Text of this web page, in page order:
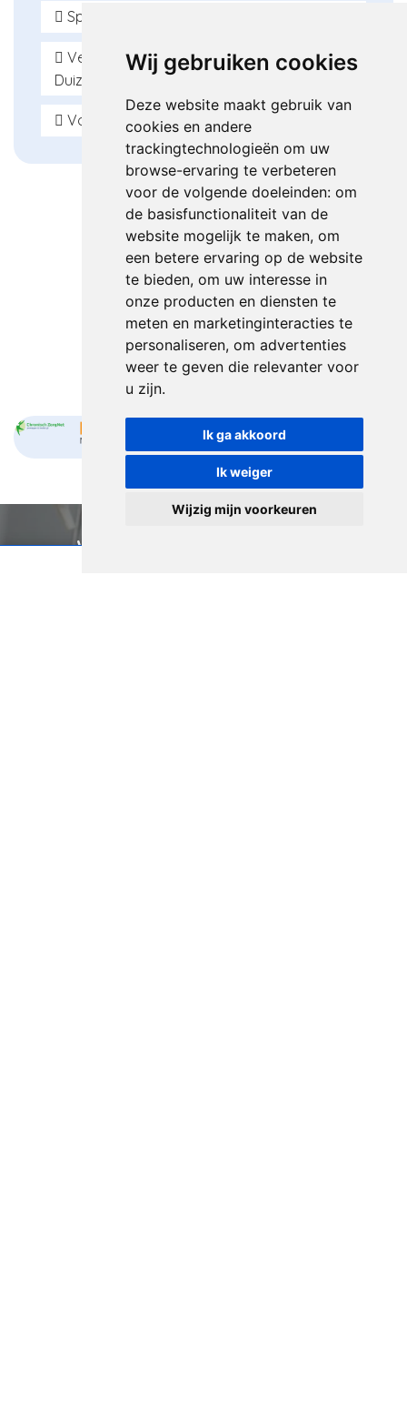
Wij gebruiken cookies
Deze website maakt gebruik van
cookies en andere
trackingtechnologieën om uw
browse-ervaring te verbeteren
voor de volgende doeleinden: om
de basisfunctionaliteit van de
website mogelijk te maken, om
een betere ervaring op de website
te bieden, om uw interesse in
onze producten en diensten te
meten en marketinginteracties te
personaliseren, om advertenties
weer te geven die relevanter voor
u zijn.
Ik ga akkoord
Ik weiger
Wijzig mijn voorkeuren
BIG-nummer: 79033164004
Lees meer
Lian Lohuis
BIG-nummer: 09034374204
Lees meer
Sportblessures
Onze specialist:
Lian Lohuis
BIG-nummer: 09034374204
Lees meer
Vestibulaire Therapie - Evenwicht en
Duizeligheid
Onze specialist:
Robin van Til
BIG-nummer: 59932544204
Voetklachten
Onze specialist:
Dick Vrijman
BIG-nummer: 49041160704
Onze partners
Wilt u weer normaal